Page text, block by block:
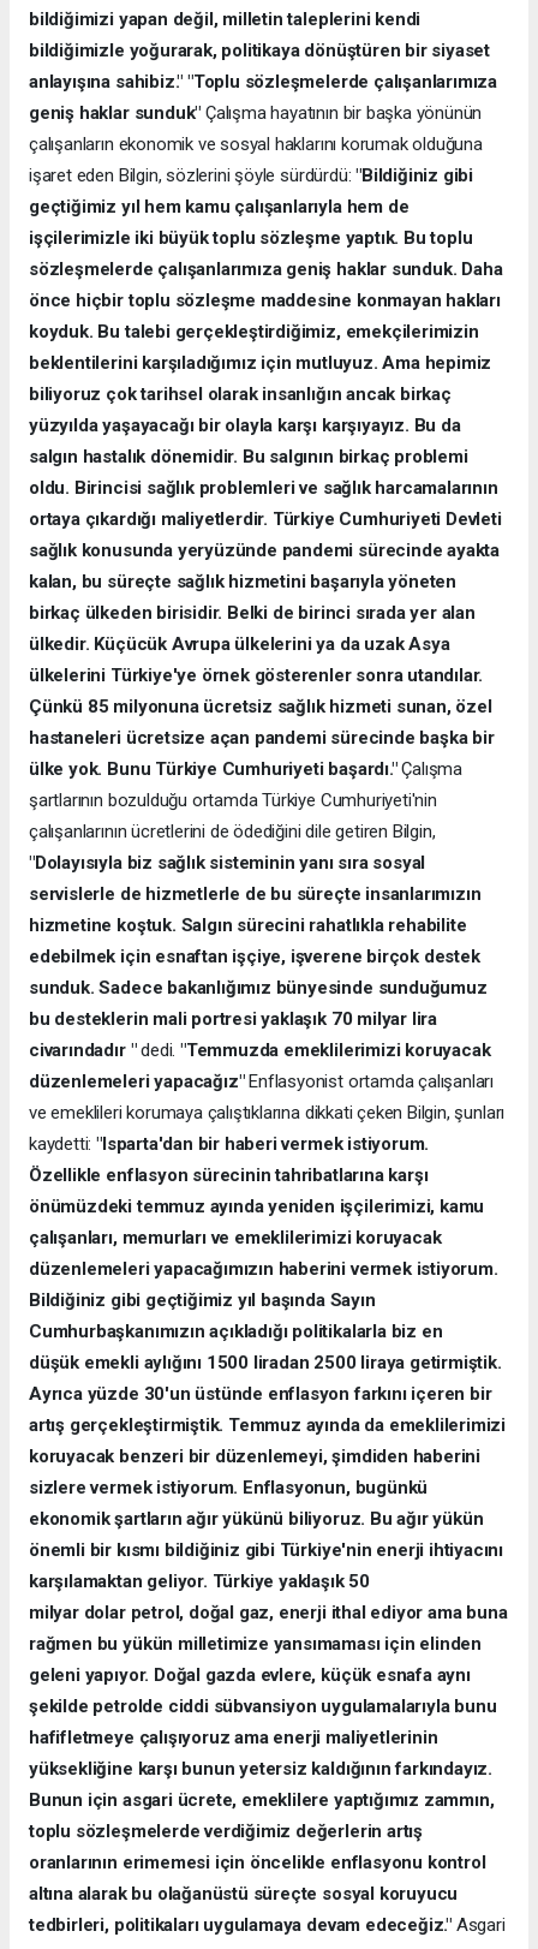
bildiğimizi yapan değil, milletin taleplerini kendi
bildiğimizle yoğurarak, politikaya dönüştüren bir siyaset
anlayışına sahibiz." "Toplu sözleşmelerde çalışanlarımıza
geniş haklar sunduk" Çalışma hayatının bir başka yönünün
çalışanların ekonomik ve sosyal haklarını korumak olduğuna
işaret eden Bilgin, sözlerini şöyle sürdürdü:"Bildiğiniz gibi
geçtiğimiz yıl hem kamu çalışanlarıyla hem de
işçilerimizle iki büyük toplu sözleşme yaptık. Bu toplu
sözleşmelerde çalışanlarımıza geniş haklar sunduk. Daha
önce hiçbir toplu sözleşme maddesine konmayan hakları
koyduk. Bu talebi gerçekleştirdiğimiz, emekçilerimizin
beklentilerini karşıladığımız için mutluyuz. Ama hepimiz
biliyoruz çok tarihsel olarak insanlığın ancak birkaç
yüzyılda yaşayacağı bir olayla karşı karşıyayız. Bu da
salgın hastalık dönemidir. Bu salgının birkaç problemi
oldu. Birincisi sağlık problemleri ve sağlık harcamalarının
ortaya çıkardığı maliyetlerdir. Türkiye Cumhuriyeti Devleti
sağlık konusunda yeryüzünde pandemi sürecinde ayakta
kalan, bu süreçte sağlık hizmetini başarıyla yöneten
birkaç ülkeden birisidir. Belki de birinci sırada yer alan
ülkedir. Küçücük Avrupa ülkelerini ya da uzak Asya
ülkelerini Türkiye'ye örnek gösterenler sonra utandılar.
Çünkü 85 milyonuna ücretsiz sağlık hizmeti sunan, özel
hastaneleri ücretsize açan pandemi sürecinde başka bir
ülke yok. Bunu Türkiye Cumhuriyeti başardı."Çalışma
şartlarının bozulduğu ortamda Türkiye Cumhuriyeti'nin
çalışanlarının ücretlerini de ödediğini dile getiren Bilgin,
"Dolayısıyla biz sağlık sisteminin yanı sıra sosyal
servislerle de hizmetlerle de bu süreçte insanlarımızın
hizmetine koştuk. Salgın sürecini rahatlıkla rehabilite
edebilmek için esnaftan işçiye, işverene birçok destek
sunduk. Sadece bakanlığımız bünyesinde sunduğumuz
bu desteklerin mali portresi yaklaşık 70 milyar lira
civarındadır "dedi. "Temmuzda emeklilerimizi koruyacak
düzenlemeleri yapacağız"Enflasyonist ortamda çalışanları
ve emeklileri korumaya çalıştıklarına dikkati çeken Bilgin, şunları
kaydetti:"Isparta'dan bir haberi vermek istiyorum.
Özellikle enflasyon sürecinin tahribatlarına karşı
önümüzdeki temmuz ayında yeniden işçilerimizi, kamu
çalışanları, memurları ve emeklilerimizi koruyacak
düzenlemeleri yapacağımızın haberini vermek istiyorum.
Bildiğiniz gibi geçtiğimiz yıl başında Sayın
Cumhurbaşkanımızın açıkladığı politikalarla biz en
düşük emekli aylığını 1500 liradan 2500 liraya getirmiştik.
Ayrıca yüzde 30'un üstünde enflasyon farkını içeren bir
artış gerçekleştirmiştik. Temmuz ayında da emeklilerimizi
koruyacak benzeri bir düzenlemeyi, şimdiden haberini
sizlere vermek istiyorum. Enflasyonun, bugünkü
ekonomik şartların ağır yükünü biliyoruz. Bu ağır yükün
önemli bir kısmı bildiğiniz gibi Türkiye'nin enerji ihtiyacını
karşılamaktan geliyor. Türkiye yaklaşık 50
milyar dolar petrol, doğal gaz, enerji ithal ediyor ama buna
rağmen bu yükün milletimize yansımaması için elinden
geleni yapıyor. Doğal gazda evlere, küçük esnafa aynı
şekilde petrolde ciddi sübvansiyon uygulamalarıyla bunu
hafifletmeye çalışıyoruz ama enerji maliyetlerinin
yüksekliğine karşı bunun yetersiz kaldığının farkındayız.
Bunun için asgari ücrete, emeklilere yaptığımız zammın,
toplu sözleşmelerde verdiğimiz değerlerin artış
oranlarının erimemesi için öncelikle enflasyonu kontrol
altına alarak bu olağanüstü süreçte sosyal koruyucu
tedbirleri, politikaları uygulamaya devam edeceğiz." Asgari